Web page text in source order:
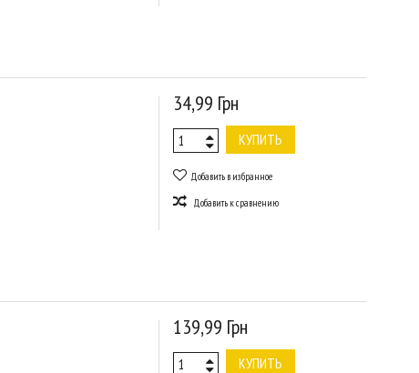
34,99 Грн
КУПИТЬ
Добавить в избранное
Добавить к сравнению
139,99 Грн
КУПИТЬ